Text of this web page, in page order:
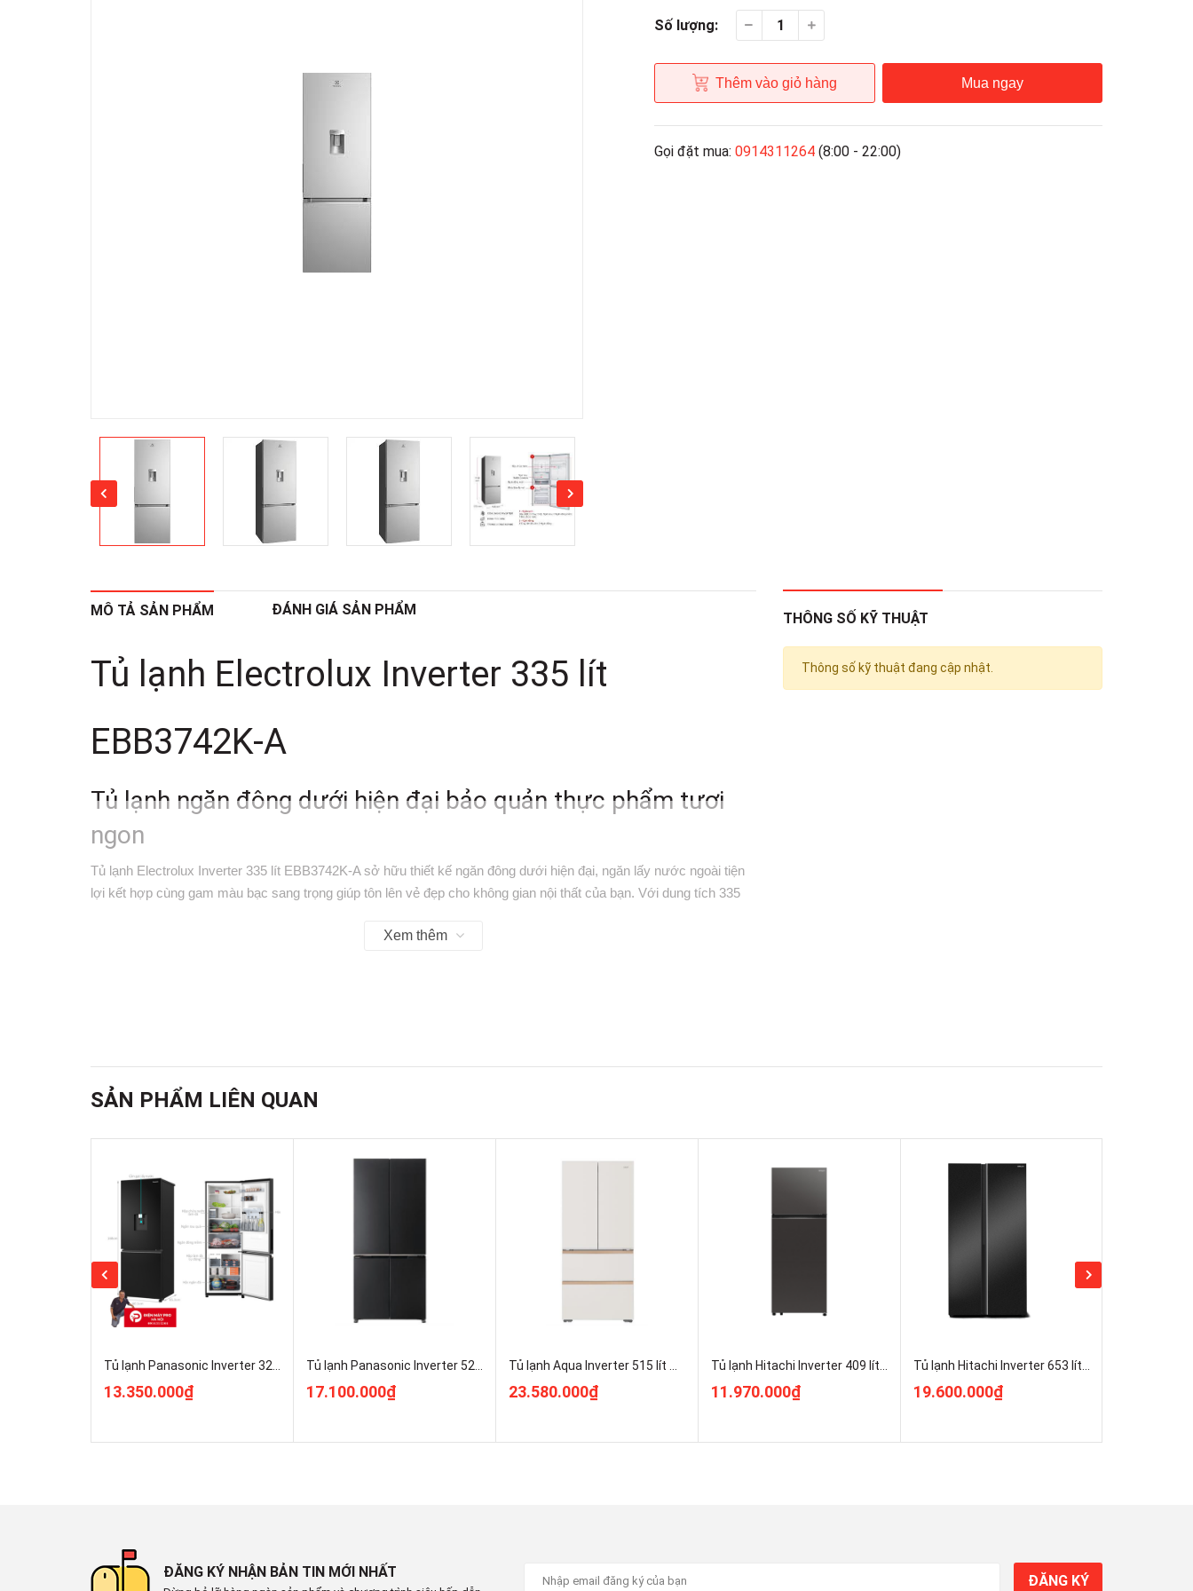
Số lượng:
Thêm vào giỏ hàng Mua ngay
Gọi đặt mua: 0914311264 (8:00 - 22:00)
MÔ TẢ SẢN PHẨM ĐÁNH GIÁ SẢN PHẨM
Tủ lạnh Electrolux Inverter 335 lít
EBB3742K-A
Tủ lạnh ngăn đông dưới hiện đại bảo quản thực phẩm tươi
ngon
Tủ lạnh Electrolux Inverter 335 lít EBB3742K-A sở hữu thiết kế ngăn đông dưới hiện đại, ngăn lấy nước ngoài tiện
lợi kết hợp cùng gam màu bạc sang trọng giúp tôn lên vẻ đẹp cho không gian nội thất của bạn. Với dung tích 335
NutriFresh Inverter, ngăn đông mềm TasteSeal cùng ngăn rau TasteLock Auto,.. chiếc
Tủ lạnh Electrolux Inverter 335 lít EBB3742K-A được trang bị Công nghệ NutriFresh Inverter có khả năng duy trì
nhiệt độ ổn định, bảo quản thực phẩm tươi ngon và tiết kiệm điện năng hiệu quả. Không chỉ vậy, công nghệ này còn
Lấy nước bên ngoài tiện dụng
Tủ lạnh Electrolux Inverter EBB3442K-A thiết kế ngăn lấy nước ngoài tiện lợi giúp người dùng lấy nước nhanh
chóng dễ dàng mà không cần mở cửa tủ, nhờ đó hạn chế thất thoát hơi lạnh, nâng cao hiệu quả tiết kiệm điện
Ngăn đông mềm TasteSeal được trang bị trên tủ lạnh Inverter
có khả năng giữ nhiệt độ luôn ở mức -2°C giúp bảo
Xem thêm
THÔNG SỐ KỸ THUẬT
Thông số kỹ thuật đang cập nhật.
SẢN PHẨM LIÊN QUAN
Tủ lạnh Panasonic Inverter 325 lít NR-BV361GPKV ĐIện Máy Pro Giá Rẻ Nhất
13.350.000₫
Tủ lạnh Panasonic Inverter 525 lít Multi Door NR-XZ590CWKV Giá Rẻ Nhất
17.100.000₫
Tủ lạnh Aqua Inverter 515 lít Multi Door AQR-MA590XA(MC)U1
23.580.000₫
Tủ lạnh Hitachi Inverter 409 lít HRTN6443SAGMGVN Nguyên Seal
11.970.000₫
Tủ lạnh Hitachi Inverter 653 lít HRSN9713ESAUVN Nguyên Seal
19.600.000₫
ĐĂNG KÝ NHẬN BẢN TIN MỚI NHẤT
ĐĂNG KÝ